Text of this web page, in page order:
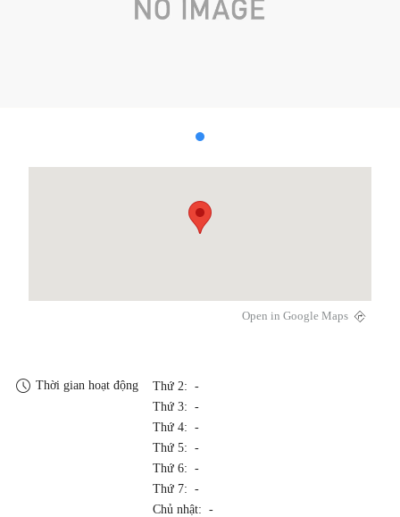
Open in Google Maps
Thời gian hoạt động
Thứ 2: -
Thứ 3: -
Thứ 4: -
Thứ 5: -
Thứ 6: -
Thứ 7: -
Chủ nhật: -